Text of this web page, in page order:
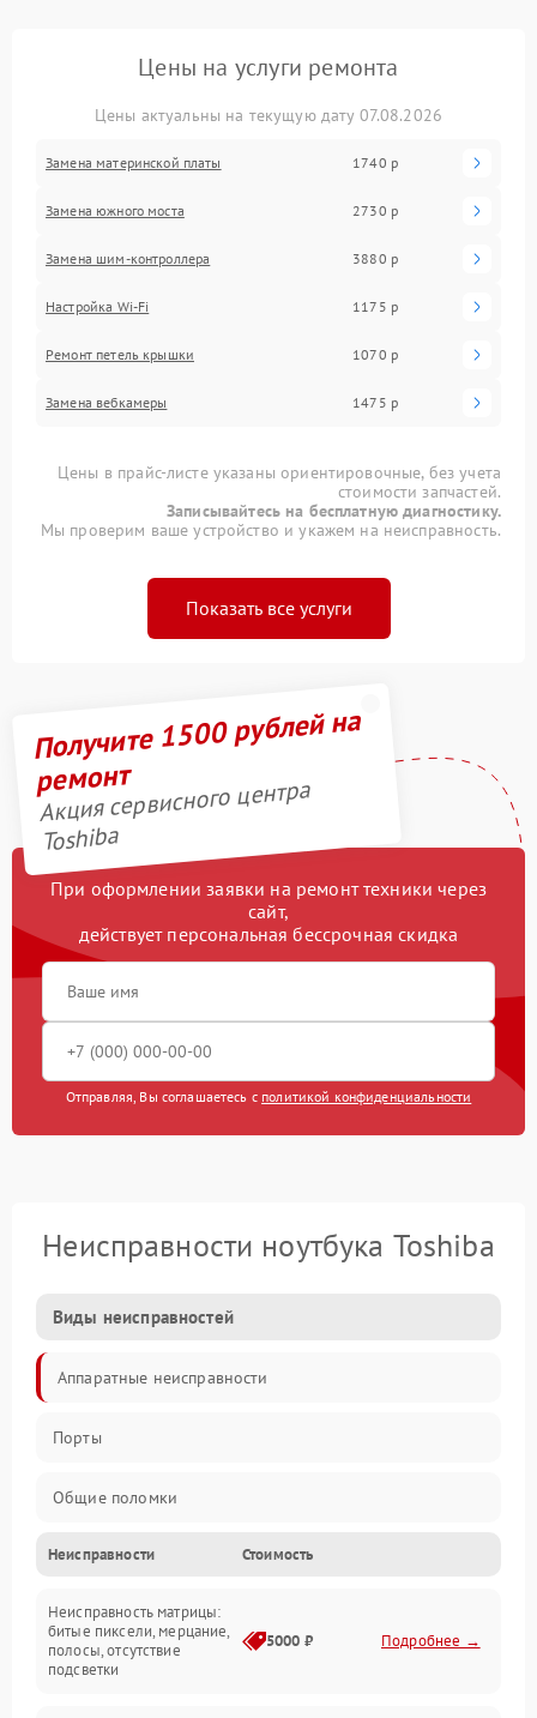
Цены на услуги ремонта
Цены актуальны на текущую дату 07.08.2026
Замена материнской платы 1740 р
Замена южного моста 2730 р
Замена шим-контроллера 3880 р
Настройка Wi-Fi 1175 р
Ремонт петель крышки 1070 р
Замена вебкамеры 1475 р
Цены в прайс-листе указаны ориентировочные, без учета
стоимости запчастей.
Записывайтесь на бесплатную диагностику.
Мы проверим ваше устройство и укажем на неисправность.
Показать все услуги
Получите 1500 рублей на
ремонт
Акция сервисного центра
Toshiba
При оформлении заявки на ремонт техники через
сайт,
действует персональная бессрочная скидка
Отправляя, Вы соглашаетесь с политикой конфиденциальности
Неисправности ноутбука Toshiba
Виды неисправностей
Аппаратные неисправности
Порты
Общие поломки
Устройства
Программные ошибки
Электрические и системные сбои
Неисправности Стоимость
Неисправность матрицы:
битые пиксели, мерцание,
полосы, отсутствие
подсветки
5000 ₽ Подробнее →